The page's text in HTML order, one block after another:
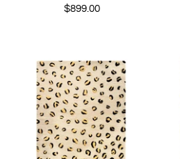
$899.00